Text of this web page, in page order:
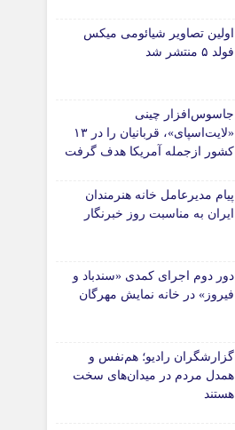
شد
اولین تصاویر شیائومی میکس
فولد ۵ منتشر شد
جاسوس‌افزار چینی
«لایت‌اسپای»، قربانیان را در ۱۳
کشور ازجمله آمریکا هدف گرفت
پیام مدیرعامل خانه هنرمندان
ایران به مناسبت روز خبرنگار
دور دوم اجرای کمدی «سندباد و
فیروز» در خانه نمایش مهرگان
گزارشگران رادیو؛ هم‌نفس و
همدل مردم در میدان‌های سخت
هستند